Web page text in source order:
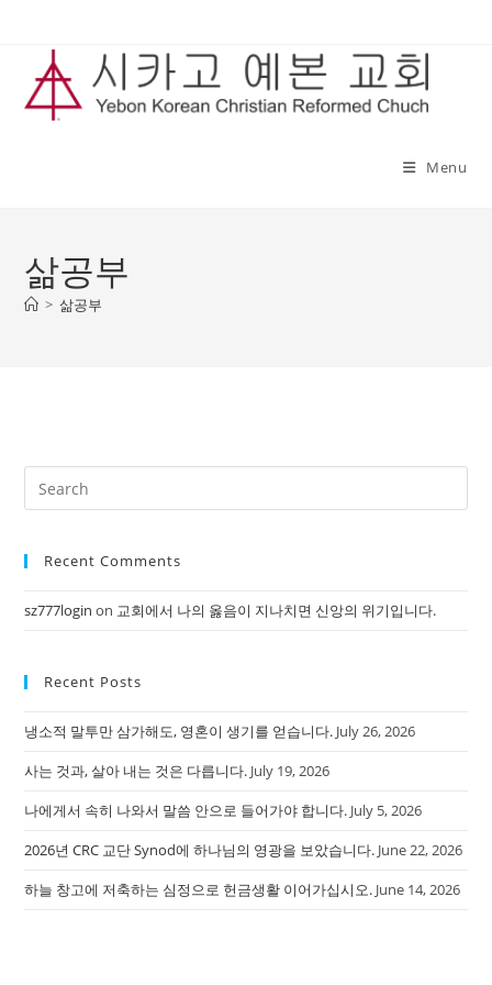
Menu
삶공부
> 삶공부
Recent Comments
sz777login on 교회에서 나의 옳음이 지나치면 신앙의 위기입니다.
Recent Posts
냉소적 말투만 삼가해도, 영혼이 생기를 얻습니다. July 26, 2026
사는 것과, 살아 내는 것은 다릅니다. July 19, 2026
나에게서 속히 나와서 말씀 안으로 들어가야 합니다. July 5, 2026
2026년 CRC 교단 Synod에 하나님의 영광을 보았습니다. June 22, 2026
하늘 창고에 저축하는 심정으로 헌금생활 이어가십시오. June 14, 2026